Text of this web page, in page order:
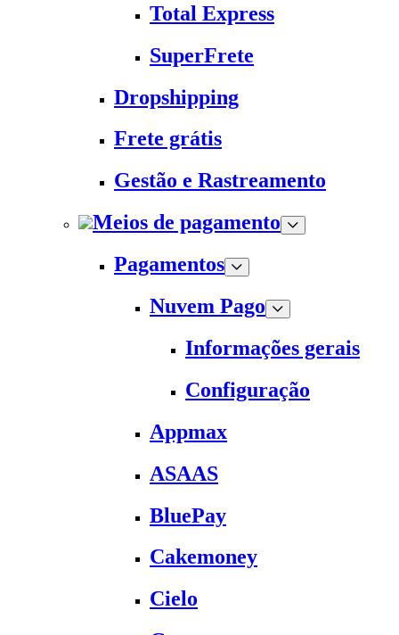
Total Express
SuperFrete
Dropshipping
Frete grátis
Gestão e Rastreamento
Meios de pagamento
Pagamentos
Nuvem Pago
Informações gerais
Configuração
Appmax
ASAAS
BluePay
Cakemoney
Cielo